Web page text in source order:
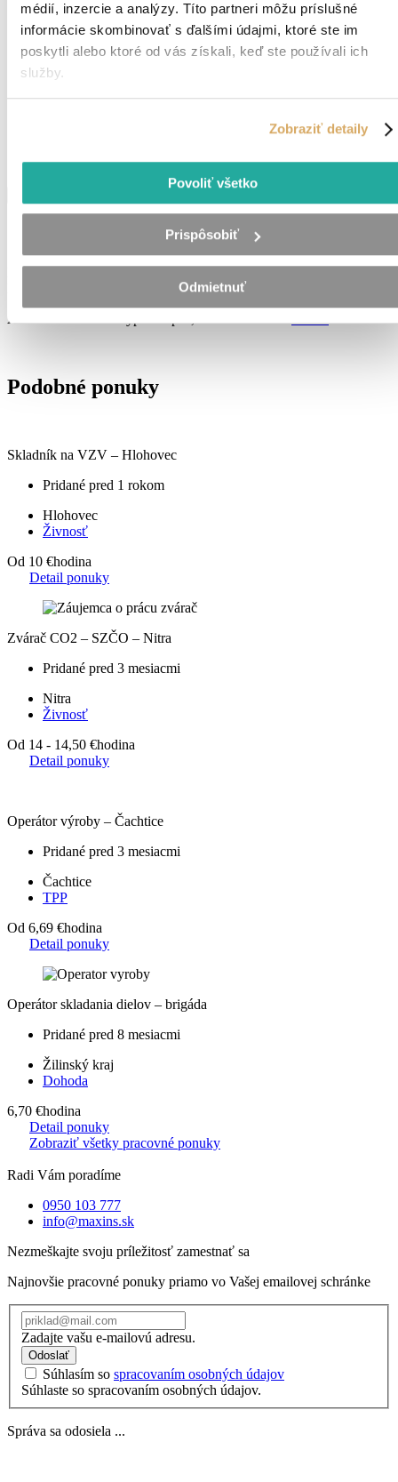
médií, inzercie a analýzy. Títo partneri môžu príslušné
informácie skombinovať s ďalšími údajmi, ktoré ste im
poskytli alebo ktoré od vás získali, keď ste používali ich
služby.
Zobraziť detaily
Povoliť všetko
Prispôsobiť
Odmietnuť
Preferovaný čas kontaktovania
(nepovinné)
Zadajte čas kontaktovania.
Váš životopis - POVINNÉ POĽE
Z dôvodu skvalitňovania služieb je v momentálnej dobe zaslanie
Súhlasím sospracovaním os. údajov
Budeme Vás kontaktovať čo najskôr.
Ak chcete formulár vyplniť opäť, kliknite na tento
Podobné ponuky
Skladník na VZV – Hlohovec
Pridané pred 1 rokom
Hlohovec
Živnosť
Od 10 €hodina
Detail ponuky
Zvárač CO2 – SZČO – Nitra
Pridané pred 3 mesiacmi
Nitra
Živnosť
Od 14 - 14,50 €hodina
Detail ponuky
Operátor výroby – Čachtice
Pridané pred 3 mesiacmi
Čachtice
TPP
Od 6,69 €hodina
Detail ponuky
Operátor skladania dielov – brigáda
Pridané pred 8 mesiacmi
Žilinský kraj
Dohoda
6,70 €hodina
Detail ponuky
Zobraziť všetky pracovné ponuky
Radi Vám poradíme
0950 103 777
info@maxins.sk
Nezmeškajte svoju príležitosť zamestnať sa
Najnovšie pracovné ponuky priamo vo Vašej emailovej schránke
Zadajte vašu e-mailovú adresu.
Odoslať
Súhlasím so spracovaním osobných údajov
Súhlaste so spracovaním osobných údajov.
Správa sa odosiela ...